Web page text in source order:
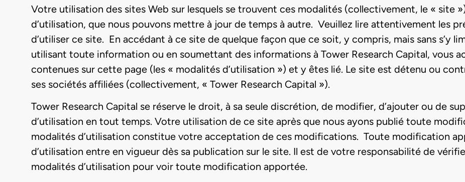
Votre utilisation des sites Web sur lesquels se trouvent ces modalités (collectivement, le « site
d’utilisation, que nous pouvons mettre à jour de temps à autre. Veuillez lire attentivement les
d’utiliser ce site. En accédant à ce site de quelque façon que ce soit, y compris, mais sans s’y
utilisant toute information ou en soumettant des informations à Tower Research Capital, vous
contenues sur cette page (les « modalités d’utilisation ») et y êtes lié. Le site est détenu ou
ses sociétés affiliées (collectivement, « Tower Research Capital »).
Tower Research Capital se réserve le droit, à sa seule discrétion, de modifier, d’ajouter ou de
d’utilisation en tout temps. Votre utilisation de ce site après que nous ayons publié toute
modalités d’utilisation constitue votre acceptation de ces modifications. Toute modification
d’utilisation entre en vigueur dès sa publication sur le site. Il est de votre responsabilité de
modalités d’utilisation pour voir toute modification apportée.